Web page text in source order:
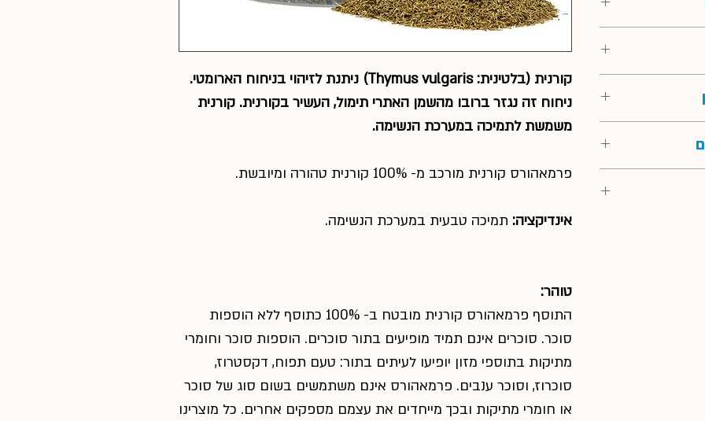
קורנית (בלטינית:Thymus vulgaris) ניתנת לזיהוי בניחוח הארומטי.
ניחוח זה נגזר ברובו מהשמן האתרי תימול, העשיר בקורנית. קורנית
משמשת לתמיכה במערכת הנשימה.
פרמאהורס קורנית מורכב מ- 100% קורנית טהורה ומיובשת.
אינדיקציה: תמיכה טבעית במערכת הנשימה.
טוהר:
התוסף פרמאהורס קורנית מובטח ב- 100% כתוסף ללא הוספות
סוכר. סוכרים אינם תמיד מופיעים בתור סוכרים. הוספות סוכר וחומרי
מתיקות בתוספי מזון יופיעו לעיתים בתור: טעם תפוח, דקסטרוז,
סוכרוז, וסוכר ענבים. פרמאהורס אינם משתמשים בשום סוג של סוכר
או חומרי מתיקות ובכך מייחדים את עצמם מספקים אחרים. כל מוצרינו
היומית של
ידם של ילדים.
איכות גבוהה.